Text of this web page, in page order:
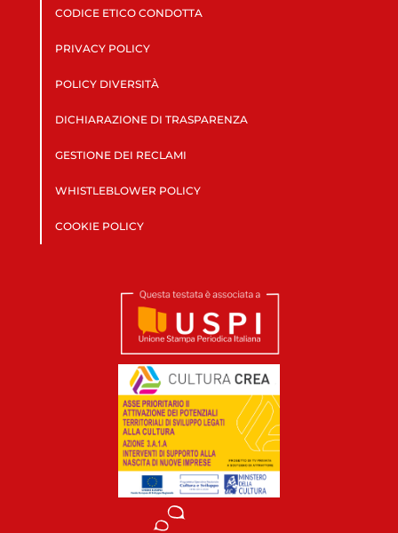
CODICE ETICO CONDOTTA
PRIVACY POLICY
POLICY DIVERSITÀ
DICHIARAZIONE DI TRASPARENZA
GESTIONE DEI RECLAMI
WHISTLEBLOWER POLICY
COOKIE POLICY